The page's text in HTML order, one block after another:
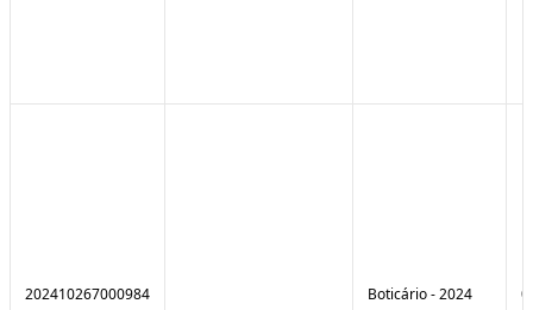
202410267000984 Boticário - 2024